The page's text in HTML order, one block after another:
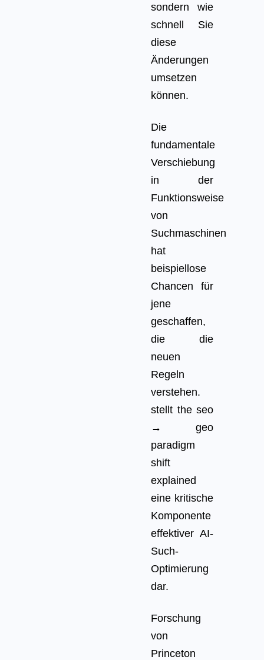
sondern wie
schnell Sie
diese
Änderungen
umsetzen
können.
Die
fundamentale
Verschiebung
in der
Funktionsweise
von
Suchmaschinen
hat
beispiellose
Chancen für
jene
geschaffen,
die die
neuen
Regeln
verstehen.
stellt the seo
→ geo
paradigm
shift
explained
eine kritische
Komponente
effektiver AI-
Such-
Optimierung
dar.
Forschung
von
Princeton